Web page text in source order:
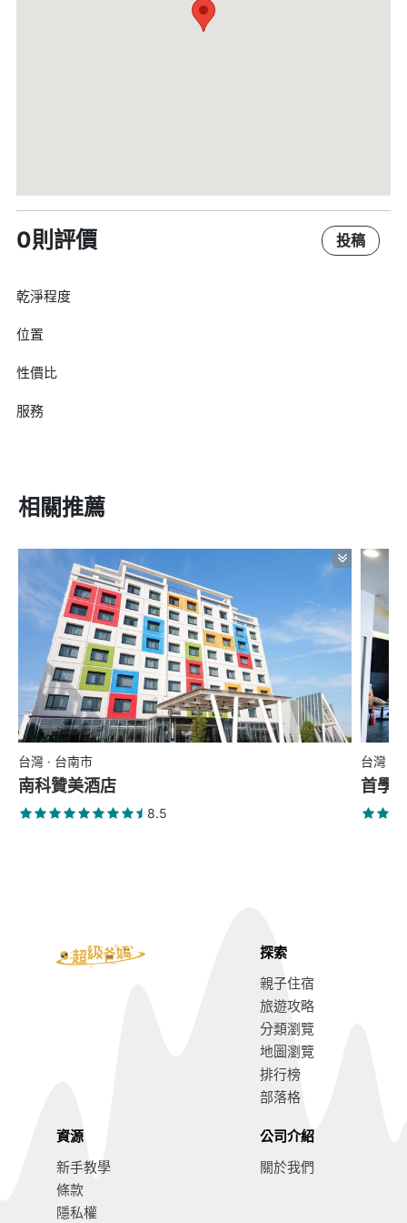
0則評價 投稿
乾淨程度
位置
性價比
服務
相關推薦
台灣 · 台南市
南科贊美酒店
8.5
台灣 ·
首學
探索
親子住宿
旅遊攻略
分類瀏覽
地圖瀏覽
排行榜
部落格
資源
新手教學
條款
隱私權
公司介紹
關於我們